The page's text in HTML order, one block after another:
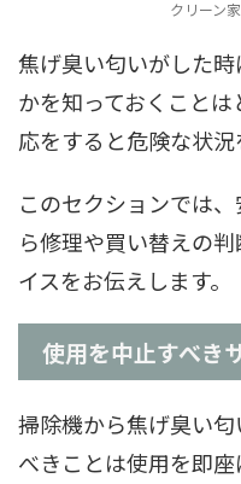
クリーン
焦げ臭い匂いがした
かを知っておくこと
応をすると危険な状況
このセクションでは
ら修理や買い替えの
イスをお伝えします。
使用を中止すべき
掃除機から焦げ臭い
べきことは使用を即座